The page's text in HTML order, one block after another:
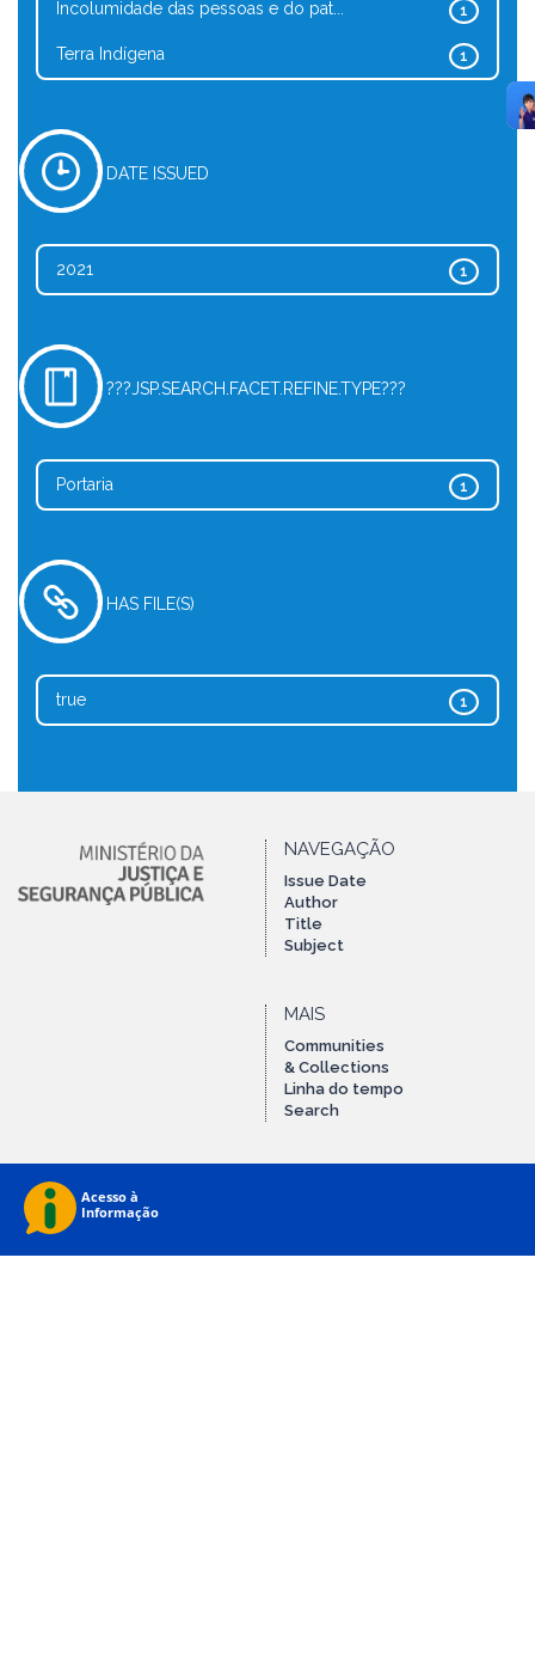
1
Incolumidade das pessoas e do pat...
1
Terra Indígena
DATE ISSUED
1
2021
???JSP.SEARCH.FACET.REFINE.TYPE???
1
Portaria
HAS FILE(S)
1
true
NAVEGAÇÃO
Issue Date
Author
Title
Subject
MAIS
Communities
& Collections
Linha do tempo
Search